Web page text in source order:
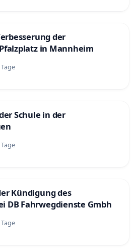
der
in Mannheim
Schule in der
Kündigung des
DB Fahrwegdienste Gmbh